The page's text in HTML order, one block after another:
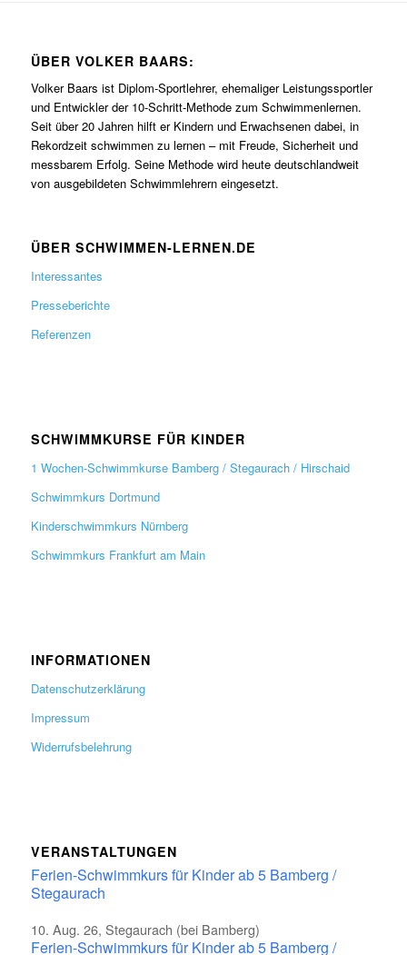
ÜBER VOLKER BAARS:
Volker Baars ist Diplom-Sportlehrer, ehemaliger Leistungssportler
und Entwickler der 10-Schritt-Methode zum Schwimmenlernen.
Seit über 20 Jahren hilft er Kindern und Erwachsenen dabei, in
Rekordzeit schwimmen zu lernen – mit Freude, Sicherheit und
messbarem Erfolg. Seine Methode wird heute deutschlandweit
von ausgebildeten Schwimmlehrern eingesetzt.
ÜBER SCHWIMMEN-LERNEN.DE
Interessantes
Presseberichte
Referenzen
SCHWIMMKURSE FÜR KINDER
1 Wochen-Schwimmkurse Bamberg / Stegaurach / Hirschaid
Schwimmkurs Dortmund
Kinderschwimmkurs Nürnberg
Schwimmkurs Frankfurt am Main
INFORMATIONEN
Datenschutzerklärung
Impressum
Widerrufsbelehrung
VERANSTALTUNGEN
Ferien-Schwimmkurs für Kinder ab 5 Bamberg /
Stegaurach
10. Aug. 26, Stegaurach (bei Bamberg)
Ferien-Schwimmkurs für Kinder ab 5 Bamberg /